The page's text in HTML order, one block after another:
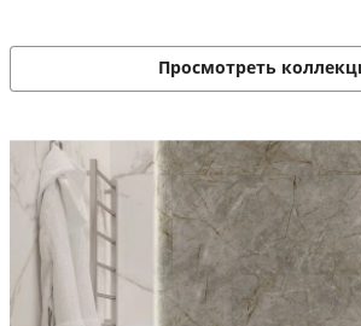
Просмотреть